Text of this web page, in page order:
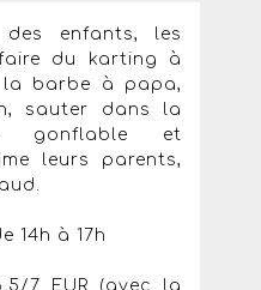
enfants, les
du karting à
la barbe à papa,
sauter dans la
gonflable et
leurs parents,
14h à 17h
7 EUR (avec la